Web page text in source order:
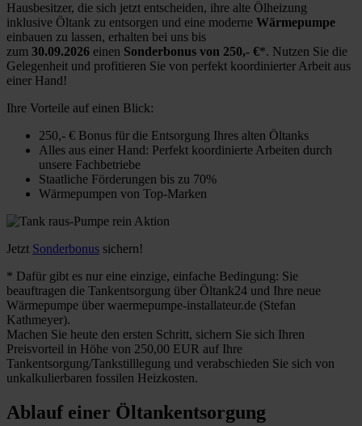
Hausbesitzer, die sich jetzt entscheiden, ihre alte Ölheizung
inklusive Öltank zu entsorgen und eine moderne Wärmepumpe
einbauen zu lassen, erhalten bei uns bis
zum 30.09.2026 einen Sonderbonus von 250,- €*. Nutzen Sie die
Gelegenheit und profitieren Sie von perfekt koordinierter Arbeit aus
einer Hand!
Ihre Vorteile auf einen Blick:
250,- € Bonus für die Entsorgung Ihres alten Öltanks
Alles aus einer Hand: Perfekt koordinierte Arbeiten durch
unsere Fachbetriebe
Staatliche Förderungen bis zu 70%
Wärmepumpen von Top-Marken
Jetzt Sonderbonus sichern!
* Dafür gibt es nur eine einzige, einfache Bedingung: Sie
beauftragen die Tankentsorgung über Öltank24 und Ihre neue
Wärmepumpe über waermepumpe-installateur.de (Stefan
Kathmeyer).
Machen Sie heute den ersten Schritt, sichern Sie sich Ihren
Preisvorteil in Höhe von 250,00 EUR auf Ihre
Tankentsorgung/Tankstilllegung und verabschieden Sie sich von
unkalkulierbaren fossilen Heizkosten.
Ablauf einer Öltankentsorgung